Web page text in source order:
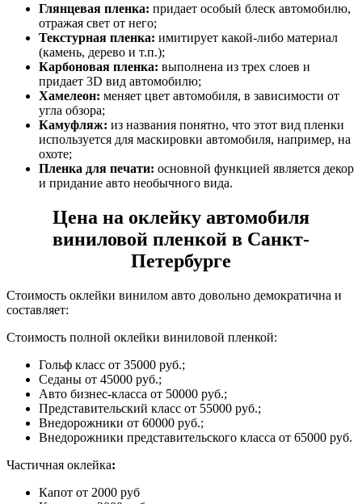
Глянцевая пленка: придает особый блеск автомобилю,
отражая свет от него;
Текстурная пленка: имитирует какой-либо материал
(камень, дерево и т.п.);
Карбоновая пленка: выполнена из трех слоев и
придает 3D вид автомобилю;
Хамелеон: меняет цвет автомобиля, в зависимости от
угла обзора;
Камуфляж: из названия понятно, что этот вид пленки
используется для маскировки автомобиля, например, на
охоте;
Пленка для печати: основной функцией является декор
и придание авто необычного вида.
Цена на оклейку автомобиля
виниловой пленкой в Санкт-
Петербурге
Стоимость оклейки винилом авто довольно демократична и
составляет:
Стоимость полной оклейки виниловой пленкой:
Гольф класс от 35000 руб.;
Седаны от 45000 руб.;
Авто бизнес-класса от 50000 руб.;
Представительский класс от 55000 руб.;
Внедорожники от 60000 руб.;
Внедорожники представительского класса от 65000 руб.
Частичная оклейка:
Капот от 2000 руб